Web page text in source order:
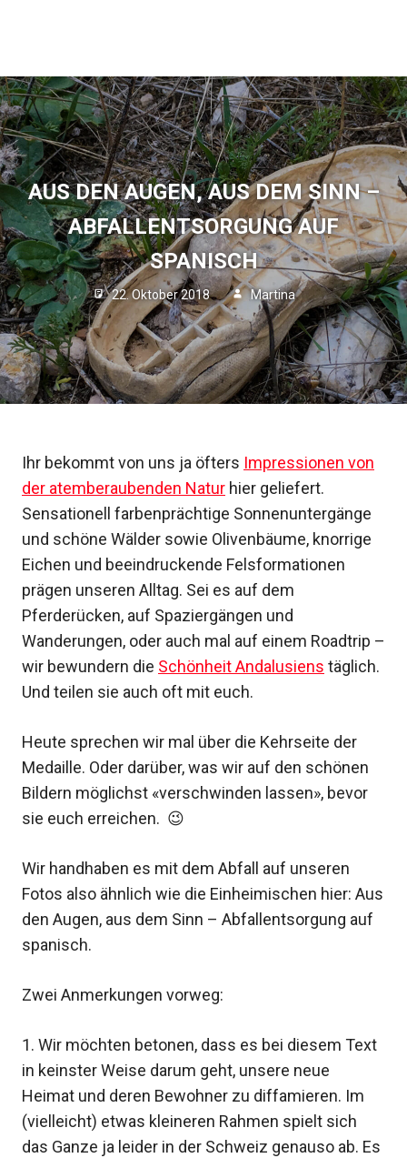
AUS DEN AUGEN, AUS DEM SINN –
ABFALLENTSORGUNG AUF
SPANISCH
22. Oktober 2018 Martina Blog2
Kommentare
Ihr bekommt von uns ja öfters Impressionen von
der atemberaubenden Natur hier geliefert.
Sensationell farbenprächtige Sonnenuntergänge
und schöne Wälder sowie Olivenbäume, knorrige
Eichen und beeindruckende Felsformationen
prägen unseren Alltag. Sei es auf dem
Pferderücken, auf Spaziergängen und
Wanderungen, oder auch mal auf einem Roadtrip –
wir bewundern die Schönheit Andalusiens täglich.
Und teilen sie auch oft mit euch.
Heute sprechen wir mal über die Kehrseite der
Medaille. Oder darüber, was wir auf den schönen
Bildern möglichst «verschwinden lassen», bevor
sie euch erreichen. 😉
Wir handhaben es mit dem Abfall auf unseren
Fotos also ähnlich wie die Einheimischen hier: Aus
den Augen, aus dem Sinn – Abfallentsorgung auf
spanisch.
Zwei Anmerkungen vorweg:
1. Wir möchten betonen, dass es bei diesem Text
in keinster Weise darum geht, unsere neue
Heimat und deren Bewohner zu diffamieren. Im
(vielleicht) etwas kleineren Rahmen spielt sich
das Ganze ja leider in der Schweiz genauso ab. Es